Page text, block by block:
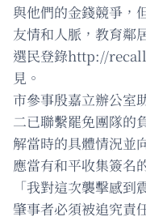
與他們的金錢競爭，
友情和人脈，教育鄰
選民登錄http://
見。
市參事殷嘉立辦公室
二已聯繫罷免團隊
解當時的具體情況並
應當有和平收集簽名
「我對這次襲擊感到
肇事者必須被追究責